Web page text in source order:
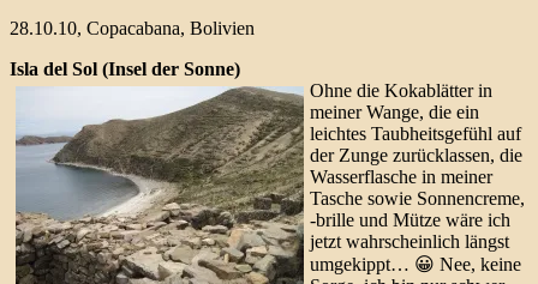
28.10.10, Copacabana, Bolivien
Isla del Sol (Insel der Sonne)
Ohne die Kokablätter in
meiner Wange, die ein
leichtes Taubheitsgefühl auf
der Zunge zurücklassen, die
Wasserflasche in meiner
Tasche sowie Sonnencreme,
-brille und Mütze wäre ich
jetzt wahrscheinlich längst
umgekippt… 😀 Nee, keine